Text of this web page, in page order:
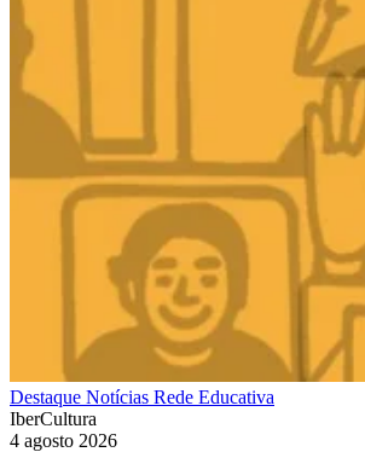
Destaque Notícias Rede Educativa
IberCultura
4 agosto 2026